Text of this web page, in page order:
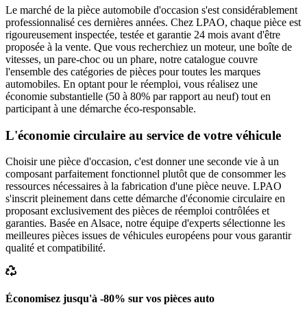
Le marché de la pièce automobile d'occasion s'est considérablement
professionnalisé ces dernières années. Chez LPAO, chaque pièce est
rigoureusement inspectée, testée et garantie 24 mois avant d'être
proposée à la vente. Que vous recherchiez un moteur, une boîte de
vitesses, un pare-choc ou un phare, notre catalogue couvre
l'ensemble des catégories de pièces pour toutes les marques
automobiles. En optant pour le réemploi, vous réalisez une
économie substantielle (50 à 80% par rapport au neuf) tout en
participant à une démarche éco-responsable.
L'économie circulaire au service de votre véhicule
Choisir une pièce d'occasion, c'est donner une seconde vie à un
composant parfaitement fonctionnel plutôt que de consommer les
ressources nécessaires à la fabrication d'une pièce neuve. LPAO
s'inscrit pleinement dans cette démarche d'économie circulaire en
proposant exclusivement des pièces de réemploi contrôlées et
garanties. Basée en Alsace, notre équipe d'experts sélectionne les
meilleures pièces issues de véhicules européens pour vous garantir
qualité et compatibilité.
Économisez jusqu'à -80% sur vos pièces auto